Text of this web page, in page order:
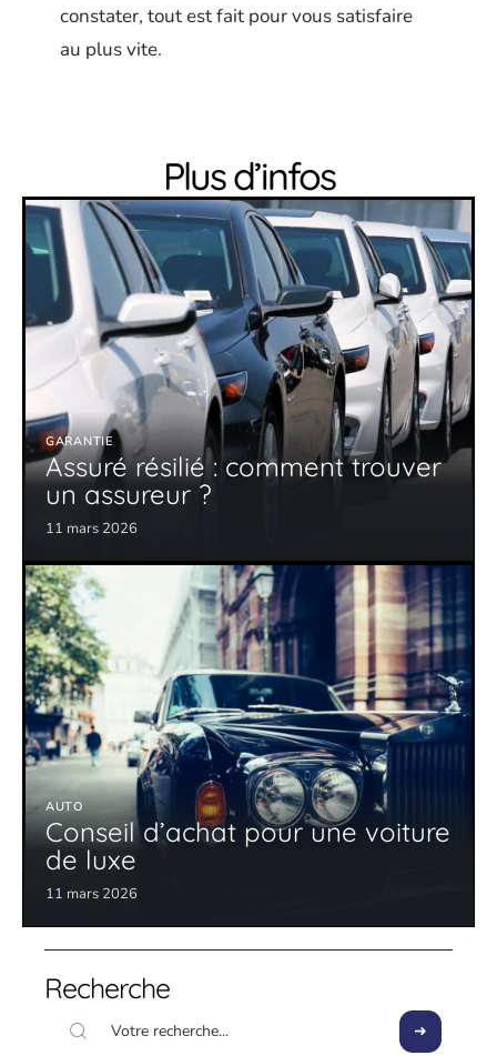
constater, tout est fait pour vous satisfaire
au plus vite.
Plus d’infos
GARANTIE
Assuré résilié : comment trouver
un assureur ?
11 mars 2026
AUTO
Conseil d’achat pour une voiture
de luxe
11 mars 2026
Recherche